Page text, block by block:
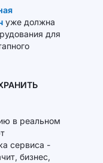
уже должна
для
в реальном
сервиса -
бизнес,